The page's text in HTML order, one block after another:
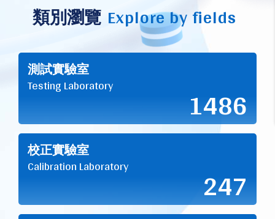
類別瀏覽 Explore by fields
測試實驗室
Testing Laboratory 1486
校正實驗室
Calibration Laboratory 247